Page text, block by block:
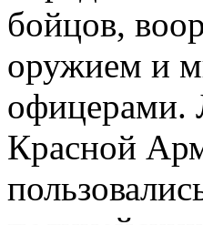
бойцов,
оружием и
офицерами.
Красной